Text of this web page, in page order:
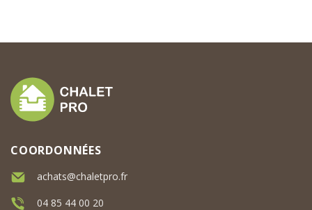
COORDONNÉES
achats@chaletpro.fr
04 85 44 00 20